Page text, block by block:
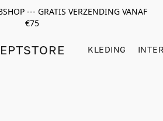
--- GRATIS VERZENDING VANAF
€75
KLEDING